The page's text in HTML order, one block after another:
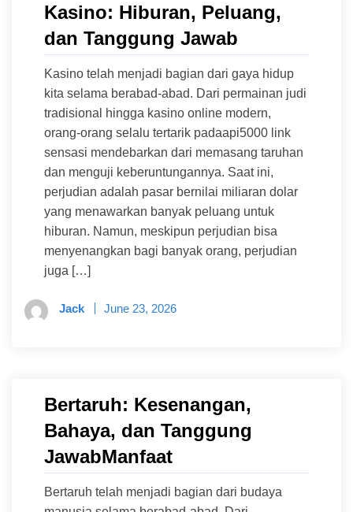
Kasino: Hiburan, Peluang,
dan Tanggung Jawab
Kasino telah menjadi bagian dari gaya hidup
kita selama berabad-abad. Dari permainan judi
tradisional hingga kasino online modern,
orang-orang selalu tertarik padaapi5000 link
sensasi mendebarkan dari memasang taruhan
dan menguji keberuntungannya. Saat ini,
perjudian adalah pasar bernilai miliaran dolar
yang menawarkan banyak peluang untuk
hiburan. Namun, meskipun perjudian bisa
menyenangkan bagi banyak orang, perjudian
juga […]
Jack June 23, 2026
Bertaruh: Kesenangan,
Bahaya, dan Tanggung
JawabManfaat
Bertaruh telah menjadi bagian dari budaya